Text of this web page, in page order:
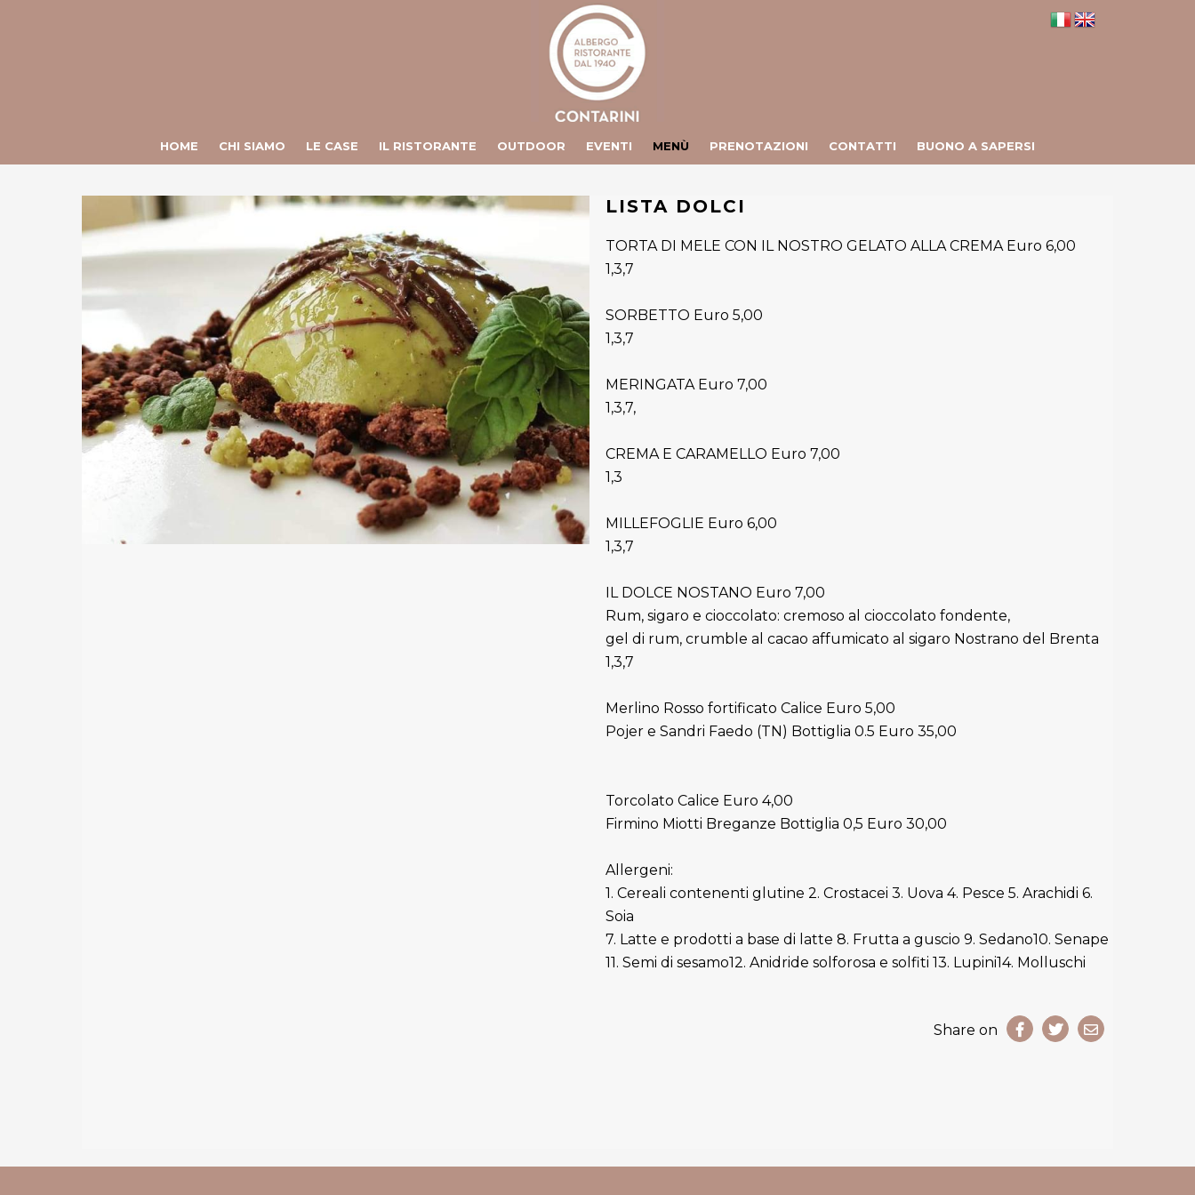
HOME CHI SIAMO LE CASE IL RISTORANTE OUTDOOR EVENTI MENÙ PRENOTAZIONI CONTATTI BUONO A SAPERSI
LISTA DOLCI
TORTA DI MELE CON IL NOSTRO GELATO ALLA CREMA Euro 6,00
1,3,7
SORBETTO Euro 5,00
1,3,7
MERINGATA Euro 7,00
1,3,7,
CREMA E CARAMELLO Euro 7,00
1,3
MILLEFOGLIE Euro 6,00
1,3,7
IL DOLCE NOSTANO Euro 7,00
Rum, sigaro e cioccolato: cremoso al cioccolato fondente,
gel di rum, crumble al cacao affumicato al sigaro Nostrano del Brenta
1,3,7
Merlino Rosso fortificato Calice Euro 5,00
Pojer e Sandri Faedo (TN) Bottiglia 0.5 Euro 35,00
Torcolato Calice Euro 4,00
Firmino Miotti Breganze Bottiglia 0,5 Euro 30,00
Allergeni:
1. Cereali contenenti glutine 2. Crostacei 3. Uova 4. Pesce 5. Arachidi 6.
Soia
7. Latte e prodotti a base di latte 8. Frutta a guscio 9. Sedano10. Senape
11. Semi di sesamo12. Anidride solforosa e solfiti 13. Lupini14. Molluschi
Share on